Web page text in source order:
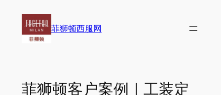
菲狮顿西服网
菲狮顿客户案例｜工装定